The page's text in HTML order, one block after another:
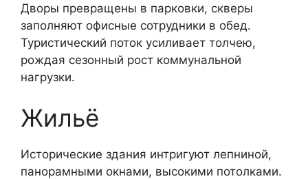
Дворы превращены в парковки, скверы
заполняют офисные сотруд­ники в обед.
Туристический поток усиливает толчею,
рождая сезонный рост коммунальной
нагрузки.
Жильё
Исторические здания интригуют лепниной,
панорамными окнами, высокими потолками.